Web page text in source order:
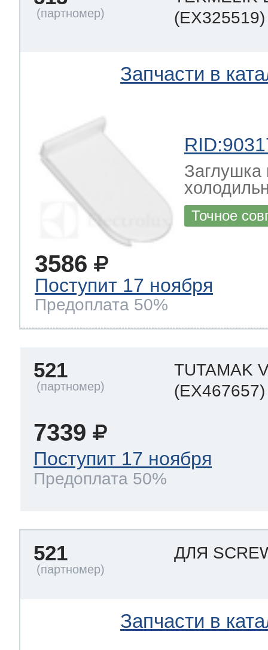
(EX325519)
Запчасти в
Заглушка
Точное
3586
Поступит 17 ноября
Предоплата 50%
521
TUTAMAK
(EX467657)
7339
Поступит 17 ноября
Предоплата 50%
521 ДЛЯ
Запчасти в